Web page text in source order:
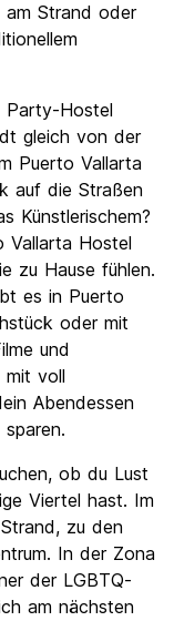
am Strand oder
Party-Hostel
gleich von der
Puerto Vallarta
auf die Straßen
Künstlerischem?
Vallarta Hostel
zu Hause fühlen.
es in Puerto
oder mit
und
mit voll
Abendessen
ob du Lust
Viertel hast. Im
zu den
In der Zona
der LGBTQ-
am nächsten